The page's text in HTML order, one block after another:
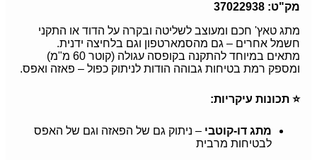
מק"ט: 37022938
מתג טאץ' חכם ומעוצב לשליטה ובקרה על הדוד או התקני
חשמל אחרים – גם מהסמארטפון וגם בלחיצה ידנית.
מתאים במיוחד להתקנה בקופסה עגולה (קוטר 60 מ"מ)
ומספק רמת בטיחות גבוהה הודות לניתוק כפול – פאזה ואפס.
⭐ תכונות עיקריות:
מתג דו-קוטבי – ניתוק גם של הפאזה וגם של האפס
לבטיחות מרבית